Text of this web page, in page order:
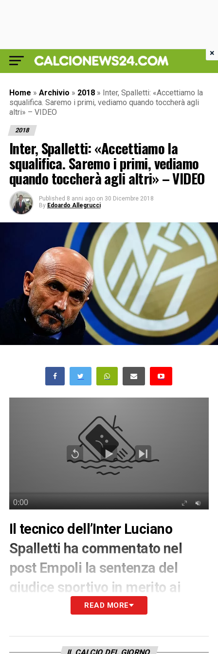
Home » Archivio » 2018 » Inter, Spalletti: «Accettiamo la
squalifica. Saremo i primi, vediamo quando toccherà agli
altri» – VIDEO
2018
Inter, Spalletti: «Accettiamo la
squalifica. Saremo i primi, vediamo
quando toccherà agli altri» – VIDEO
Published 8 anni ago on 30 Dicembre 2018
By Edoardo Allegrucci
Il tecnico dell’Inter Luciano
Spalletti ha commentato nel
post Empoli la sentenza del
giudice sportivo in merito ai
fatti di San Siro
EmpolidiIachini,che permetterà
READ MORE
×